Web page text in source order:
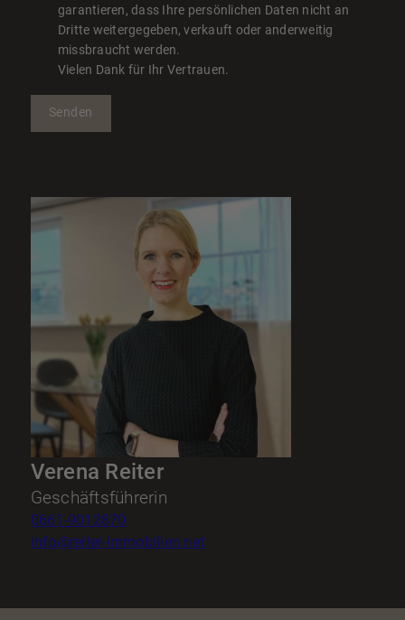
garantieren, dass Ihre persönlichen Daten nicht an
Dritte weitergegeben, verkauft oder anderweitig
missbraucht werden.
Vielen Dank für Ihr Vertrauen.
Senden
Verena Reiter
Geschäftsführerin
0661-9012870
info@reiter-immobilien.net